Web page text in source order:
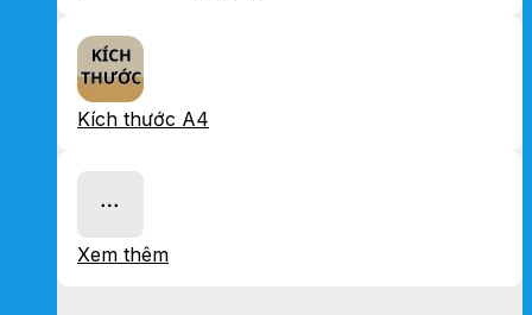
Kích thước A4
Xem thêm